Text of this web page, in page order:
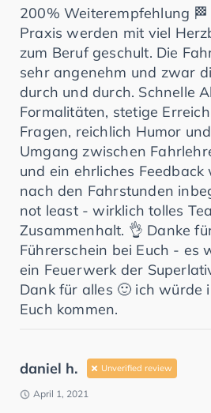
200% Weiterempfehlung
Praxis werden mit viel
zum Beruf geschult. Die
sehr angenehm und zwar
durch und durch. Schnelle
Formalitäten, stetige
Fragen, reichlich Humor
Umgang zwischen
und ein ehrliches
nach den Fahrstunden
not least - wirklich tolles
Zusammenhalt. 👌 Danke
Führerschein bei Euch - es
ein Feuerwerk der
Dank für alles 🙂 ich würde
Euch kommen.
daniel h. Unverified review
April 1, 2021